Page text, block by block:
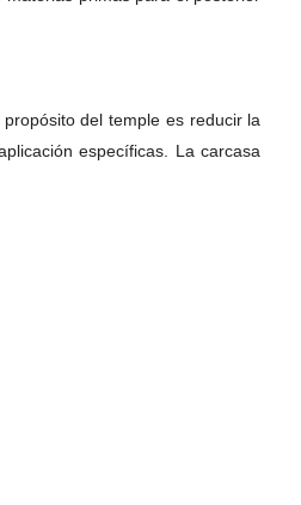
del temple es reducir la
específicas. La carcasa